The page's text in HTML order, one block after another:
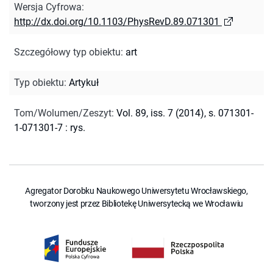
Wersja Cyfrowa:
http://dx.doi.org/10.1103/PhysRevD.89.071301
Szczegółowy typ obiektu: art
Typ obiektu: Artykuł
Tom/Wolumen/Zeszyt: Vol. 89, iss. 7 (2014), s. 071301-
1-071301-7 : rys.
Agregator Dorobku Naukowego Uniwersytetu Wrocławskiego,
tworzony jest przez Bibliotekę Uniwersytecką we Wrocławiu